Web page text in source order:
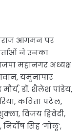
आगमन पर
ने उनका
महानगर अध्यक्ष
यमुनापार
डॉ. शैलेश पांडेय,
कविता पटेल,
विजय द्विवेदी,
सिंह ‘गोलू’,